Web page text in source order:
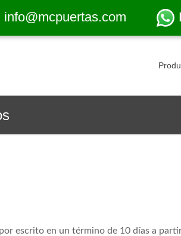
info@mcpuertas.com
escrito en un término de 10 días a